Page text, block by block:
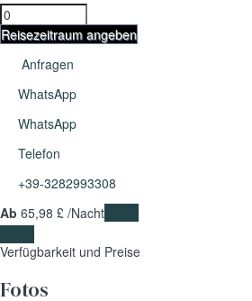
Reisezeitraum angeben
Anfragen
WhatsApp
WhatsApp
Telefon
+39-3282993308
Ab 65,98 £ /Nacht
Verfügbarkeit und Preise
Fotos